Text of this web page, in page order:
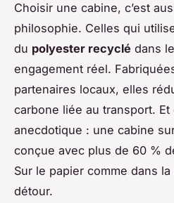
Choisir une cabine, c’est
philosophie. Celles qui
du polyester recyclé dans
engagement réel.
partenaires locaux, elles
carbone liée au transport. Et
anecdotique : une cabine
conçue avec plus de 60 %
Sur le papier comme dans
détour.